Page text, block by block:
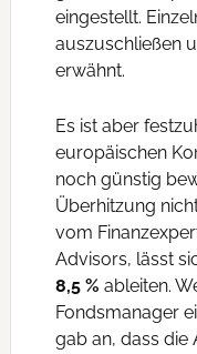
eingestellt.
auszuschließen
erwähnt.
Es ist aber
europäischen
noch günstig
Überhitzung
vom
Advisors, lässt
8,5 % ableiten.
Fondsmanager
gab an, dass